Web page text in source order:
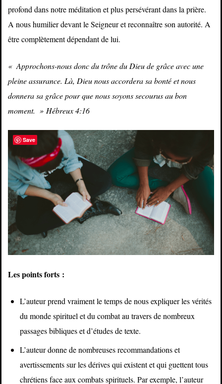
profond dans notre méditation et plus persévérant dans la prière.
A nous humilier devant le Seigneur et reconnaître son autorité. A
être complètement dépendant de lui.
« Approchons-nous donc du trône du Dieu de grâce avec une
pleine assurance. Là, Dieu nous accordera sa bonté et nous
donnera sa grâce pour que nous soyons secourus au bon
moment. » Hébreux 4:16
Les points forts :
L’auteur prend vraiment le temps de nous expliquer les vérités
du monde spirituel et du combat au travers de nombreux
passages bibliques et d’études de texte.
L’auteur donne de nombreuses recommandations et
avertissements sur les dérives qui existent et qui guettent tous
chrétiens face aux combats spirituels. Par exemple, l’auteur
Save